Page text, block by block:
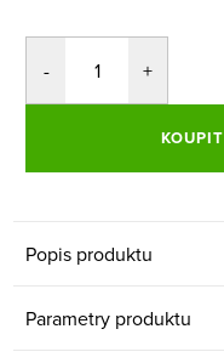
KOUPIT
Popis produktu
Parametry produktu